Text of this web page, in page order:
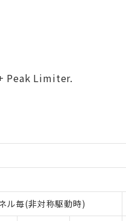
Peak Limiter.
ル毎(非対称駆動時)